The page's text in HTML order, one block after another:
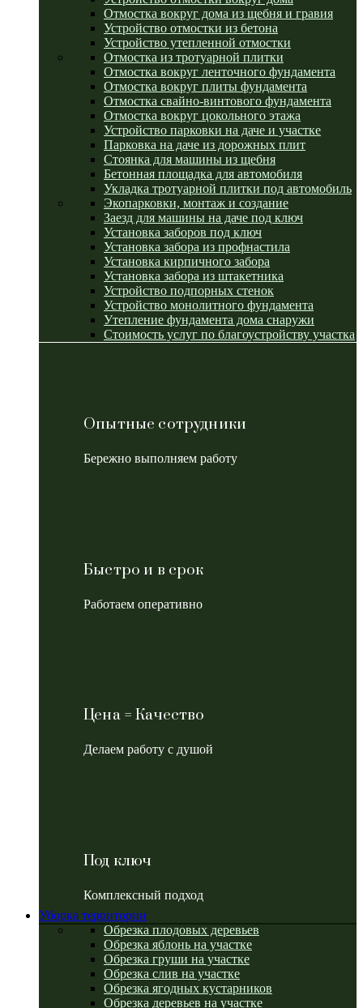
Отмостка вокруг дома из щебня и гравия
Устройство отмостки из бетона
Устройство утепленной отмостки
Отмостка из тротуарной плитки
Отмостка вокруг ленточного фундамента
Отмостка вокруг плиты фундамента
Отмостка свайно-винтового фундамента
Отмостка вокруг цокольного этажа
Устройство парковки на даче и участке
Парковка на даче из дорожных плит
Стоянка для машины из щебня
Бетонная площадка для автомобиля
Укладка тротуарной плитки под автомобиль
Экопарковки, монтаж и создание
Заезд для машины на даче под ключ
Установка заборов под ключ
Установка забора из профнастила
Установка кирпичного забора
Установка забора из штакетника
Устройство подпорных стенок
Устройство монолитного фундамента
Утепление фундамента дома снаружи
Стоимость услуг по благоустройству участка
Опытные сотрудники
Бережно выполняем работу
Быстро и в срок
Работаем оперативно
Цена = Качество
Делаем работу с душой
Под ключ
Комплексный подход
Уборка территории
Обрезка плодовых деревьев
Обрезка яблонь на участке
Обрезка груши на участке
Обрезка слив на участке
Обрезка ягодных кустарников
Обрезка деревьев на участке